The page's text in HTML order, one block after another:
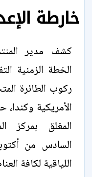
خارطة
كشف مدير
الخطة الزمنية
ركوب الطائرة
الأمريكية
المغلق بمركز
السادس من
اللياقية لكافة